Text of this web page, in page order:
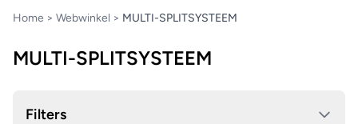
Home > Webwinkel > MULTI-SPLITSYSTEEM
MULTI-SPLITSYSTEEM
Filters